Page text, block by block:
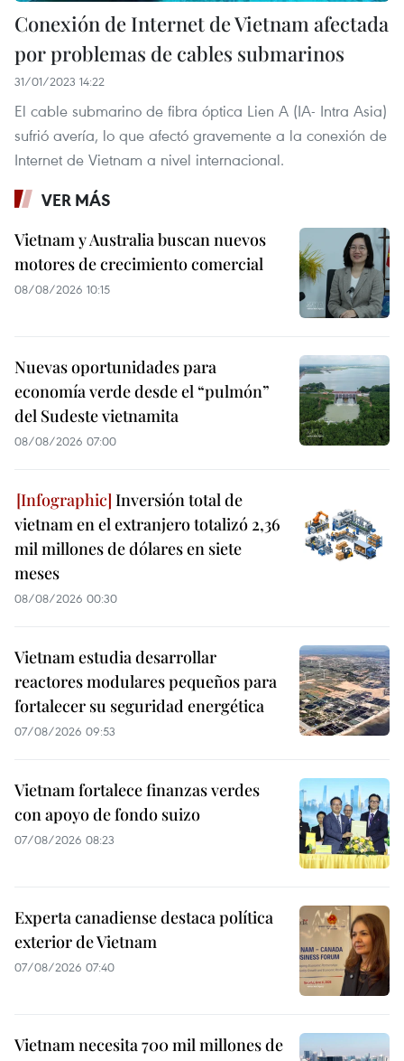
Conexión de Internet de Vietnam afectada
por problemas de cables submarinos
31/01/2023 14:22
El cable submarino de fibra óptica Lien A (IA- Intra Asia)
sufrió avería, lo que afectó gravemente a la conexión de
Internet de Vietnam a nivel internacional.
VER MÁS
Vietnam y Australia buscan nuevos
motores de crecimiento comercial
08/08/2026 10:15
Nuevas oportunidades para
economía verde desde el “pulmón”
del Sudeste vietnamita
08/08/2026 07:00
Inversión total de
vietnam en el extranjero totalizó 2,36
mil millones de dólares en siete
meses
08/08/2026 00:30
Vietnam estudia desarrollar
reactores modulares pequeños para
fortalecer su seguridad energética
07/08/2026 09:53
Vietnam fortalece finanzas verdes
con apoyo de fondo suizo
07/08/2026 08:23
Experta canadiense destaca política
exterior de Vietnam
07/08/2026 07:40
Vietnam necesita 700 mil millones de